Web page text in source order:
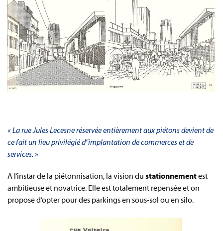
« La rue Jules Lecesne réservée entièrement aux piétons devient de
ce fait un lieu privilégié d"implantation de commerces et de
services. »
A l’instar de la piétonnisation, la vision du stationnementest
ambitieuse et novatrice. Elle est totalement repensée et on
propose d’opter pour des parkings en sous-sol ou en silo.